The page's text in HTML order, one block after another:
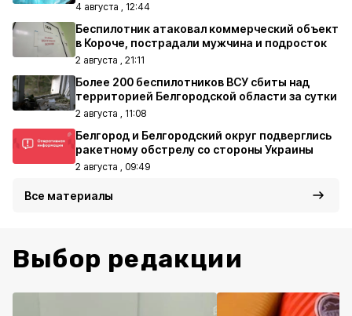
4 августа , 12:44
Беспилотник атаковал коммерческий объект
в Короче, пострадали мужчина и подросток
2 августа , 21:11
Более 200 беспилотников ВСУ сбиты над
территорией Белгородской области за сутки
2 августа , 11:08
Белгород и Белгородский округ подверглись
ракетному обстрелу со стороны Украины
2 августа , 09:49
Все материалы
Выбор редакции